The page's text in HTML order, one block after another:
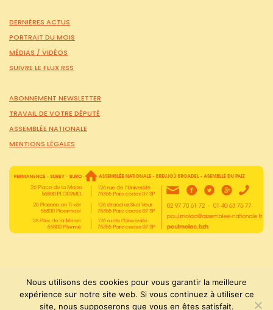
DERNIÈRES ACTUS
PORTRAIT DU MOIS
MÉDIAS / VIDÉOS
SUIVRE LE FLUX RSS
ABONNEMENT NEWSLETTER
TRAVAIL DE VOTRE DÉPUTÉ
ASSEMBLÉE NATIONALE
MENTIONS LÉGALES
PaulMolac © Tous droits réservés 2015-2026
Nous utilisons des cookies pour vous garantir la meilleure
expérience sur notre site web. Si vous continuez à utiliser ce
site, nous supposerons que vous en êtes satisfait.